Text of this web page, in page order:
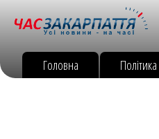
Головна Політика